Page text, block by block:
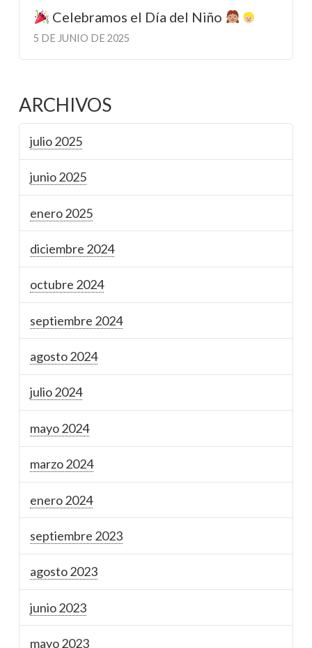
Celebramos el Día del Niño
5 DE JUNIO DE 2025
ARCHIVOS
julio 2025
junio 2025
enero 2025
diciembre 2024
octubre 2024
septiembre 2024
agosto 2024
julio 2024
mayo 2024
marzo 2024
enero 2024
septiembre 2023
agosto 2023
junio 2023
mayo 2023